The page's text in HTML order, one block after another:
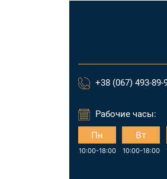
+38 (067) 493-89-
Рабочие часы:
Пн
10:00-18:00
Вт
10:00-18:00